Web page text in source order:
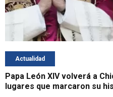
Actualidad
Papa León XIV volverá a
lugares que marcaron su